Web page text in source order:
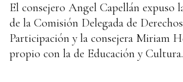
El consejero Angel Capellán expuso
de la Comisión Delegada de
Participación y la consejera Miriam
propio con la de Educación y Cultura.